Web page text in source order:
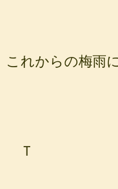
これからの梅雨
Ｔ